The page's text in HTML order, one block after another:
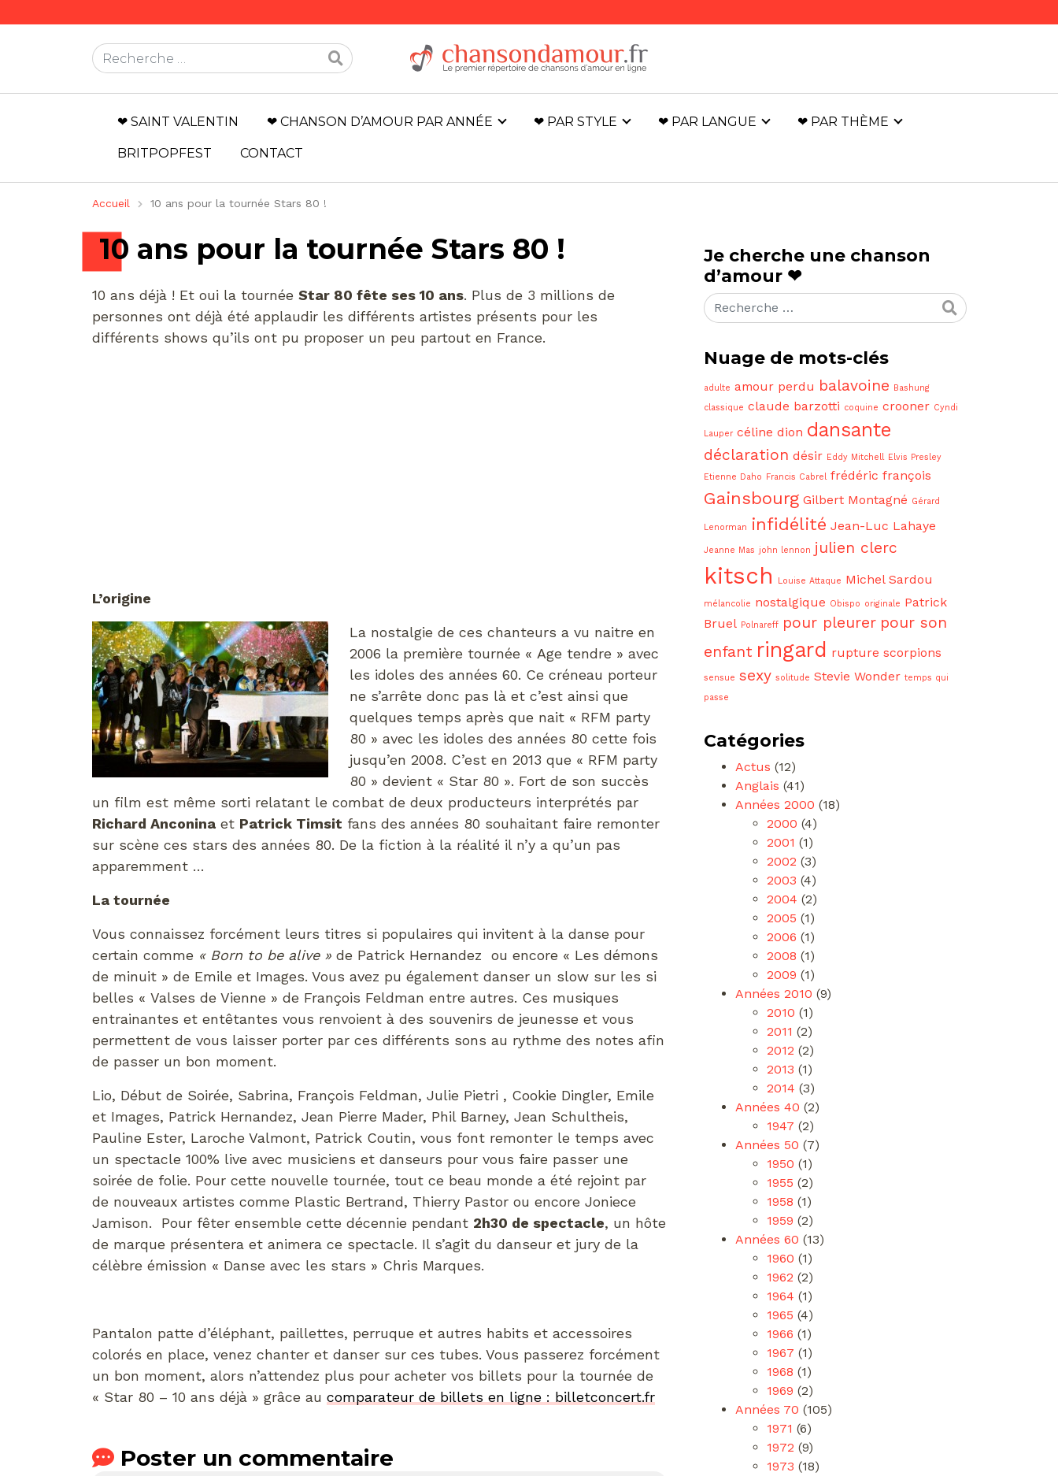
Rechercher
❤ SAINT VALENTIN ❤ CHANSON D’AMOUR PAR ANNÉE ❤ PAR STYLE ❤ PAR LANGUE ❤ PAR THÈME
BRITPOPFEST CONTACT
Accueil 10 ans pour la tournée Stars 80 !
10 ans pour la tournée Stars 80 !
10 ans déjà ! Et oui la tournée Star 80 fête ses 10 ans. Plus de 3 millions de
personnes ont déjà été applaudir les différents artistes présents pour les
différents shows qu’ils ont pu proposer un peu partout en France.
L’origine
La nostalgie de ces chanteurs a vu naitre en
2006 la première tournée « Age tendre » avec
les idoles des années 60. Ce créneau porteur
ne s’arrête donc pas là et c’est ainsi que
quelques temps après que nait « RFM party
80 » avec les idoles des années 80 cette fois
jusqu’en 2008. C’est en 2013 que « RFM party
80 » devient « Star 80 ». Fort de son succès
un film est même sorti relatant le combat de deux producteurs interprétés par
Richard Anconina et Patrick Timsit fans des années 80 souhaitant faire remonter
sur scène ces stars des années 80. De la fiction à la réalité il n’y a qu’un pas
apparemment …
La tournée
Vous connaissez forcément leurs titres si populaires qui invitent à la danse pour
certain comme « Born to be alive » de Patrick Hernandez ou encore « Les démons
de minuit » de Emile et Images. Vous avez pu également danser un slow sur les si
belles « Valses de Vienne » de François Feldman entre autres. Ces musiques
entrainantes et entêtantes vous renvoient à des souvenirs de jeunesse et vous
permettent de vous laisser porter par ces différents sons au rythme des notes afin
de passer un bon moment.
Lio, Début de Soirée, Sabrina, François Feldman, Julie Pietri , Cookie Dingler, Emile
et Images, Patrick Hernandez, Jean Pierre Mader, Phil Barney, Jean Schultheis,
Pauline Ester, Laroche Valmont, Patrick Coutin, vous font remonter le temps avec
un spectacle 100% live avec musiciens et danseurs pour vous faire passer une
soirée de folie. Pour cette nouvelle tournée, tout ce beau monde a été rejoint par
de nouveaux artistes comme Plastic Bertrand, Thierry Pastor ou encore Joniece
Jamison. Pour fêter ensemble cette décennie pendant 2h30 de spectacle, un hôte
de marque présentera et animera ce spectacle. Il s’agit du danseur et jury de la
célèbre émission « Danse avec les stars » Chris Marques.
Pantalon patte d’éléphant, paillettes, perruque et autres habits et accessoires
colorés en place, venez chanter et danser sur ces tubes. Vous passerez forcément
un bon moment, alors n’attendez plus pour acheter vos billets pour la tournée de
« Star 80 – 10 ans déjà » grâce au comparateur de billets en ligne : billetconcert.fr
Poster un commentaire
Je cherche une chanson
d’amour ❤
Rechercher
Nuage de mots-clés
adulte amour perdu balavoine Bashung
classique claude barzotti coquine crooner Cyndi
Lauper céline dion dansante
déclaration désir Eddy Mitchell Elvis Presley
Etienne Daho Francis Cabrel frédéric françois
Gainsbourg Gilbert Montagné Gérard
Lenorman infidélité Jean-Luc Lahaye
Jeanne Mas john lennon julien clerc
kitsch Louise Attaque Michel Sardou
mélancolie nostalgique Obispo originale Patrick
Bruel Polnareff pour pleurer pour son
enfant ringard rupture scorpions
sensue sexy solitude Stevie Wonder temps qui
passe
Catégories
Actus (12)
Anglais (41)
Années 2000 (18)
2000 (4)
2001 (1)
2002 (3)
2003 (4)
2004 (2)
2005 (1)
2006 (1)
2008 (1)
2009 (1)
Années 2010 (9)
2010 (1)
2011 (2)
2012 (2)
2013 (1)
2014 (3)
Années 40 (2)
1947 (2)
Années 50 (7)
1950 (1)
1955 (2)
1958 (1)
1959 (2)
Années 60 (13)
1960 (1)
1962 (2)
1964 (1)
1965 (4)
1966 (1)
1967 (1)
1968 (1)
1969 (2)
Années 70 (105)
1971 (6)
1972 (9)
1973 (18)